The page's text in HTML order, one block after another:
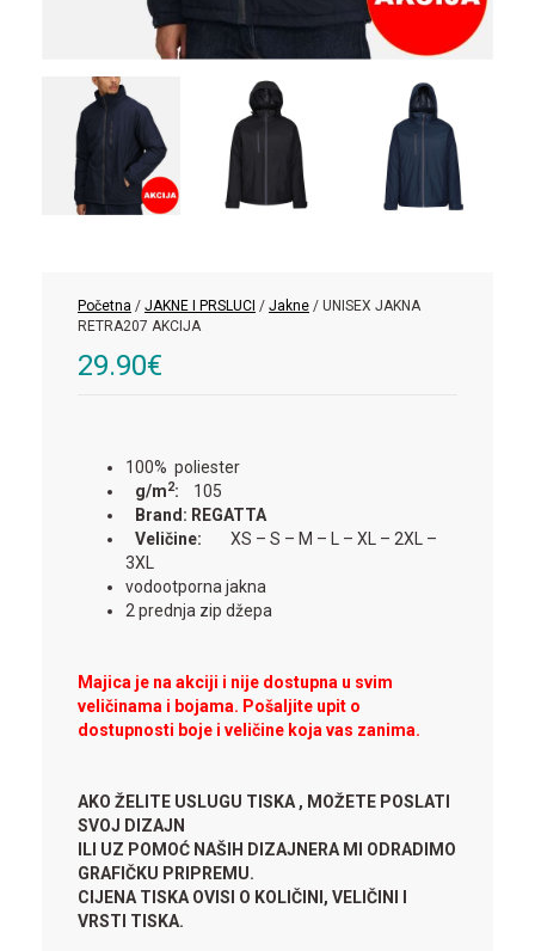
Početna / JAKNE I PRSLUCI / Jakne / UNISEX JAKNA
RETRA207 AKCIJA
29.90€
100% poliester
g/m2:
105
Brand: REGATTA
Veličine:
XS – S – M – L – XL – 2XL –
3XL
vodootporna jakna
2 prednja zip džepa
Majica je na akciji i nije dostupna u svim
veličinama i bojama. Pošaljite upit o
dostupnosti boje i veličine koja vas zanima.
AKO ŽELITE USLUGU TISKA , MOŽETE POSLATI
SVOJ DIZAJN
ILI UZ POMOĆ NAŠIH DIZAJNERA MI ODRADIMO
GRAFIČKU PRIPREMU.
CIJENA TISKA OVISI O KOLIČINI, VELIČINI I
VRSTI TISKA.